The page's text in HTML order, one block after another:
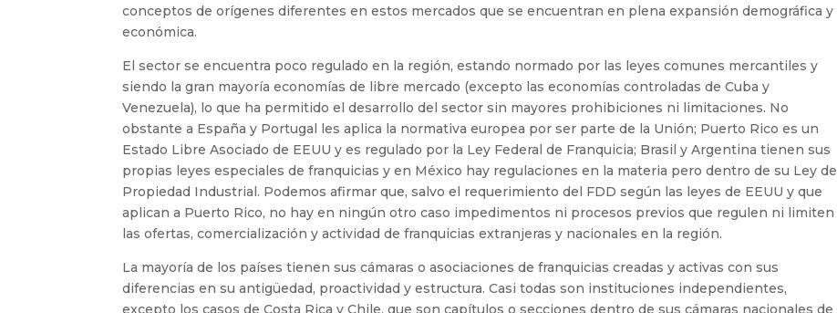
conceptos de orígenes diferentes en estos mercados que se encuentran en plena expansión demográfica y
económica.
El sector se encuentra poco regulado en la región, estando normado por las leyes comunes mercantiles y
siendo la gran mayoría economías de libre mercado (excepto las economías controladas de Cuba y
Venezuela), lo que ha permitido el desarrollo del sector sin mayores prohibiciones ni limitaciones. No
obstante a España y Portugal les aplica la normativa europea por ser parte de la Unión; Puerto Rico es un
Estado Libre Asociado de EEUU y es regulado por la Ley Federal de Franquicia; Brasil y Argentina tienen sus
propias leyes especiales de franquicias y en México hay regulaciones en la materia pero dentro de su Ley de
Propiedad Industrial. Podemos afirmar que, salvo el requerimiento del FDD según las leyes de EEUU y que
aplican a Puerto Rico, no hay en ningún otro caso impedimentos ni procesos previos que regulen ni limiten
las ofertas, comercialización y actividad de franquicias extranjeras y nacionales en la región.
La mayoría de los países tienen sus cámaras o asociaciones de franquicias creadas y activas con sus
diferencias en su antigüedad, proactividad y estructura. Casi todas son instituciones independientes,
excepto los casos de Costa Rica y Chile, que son capítulos o secciones dentro de sus cámaras nacionales de